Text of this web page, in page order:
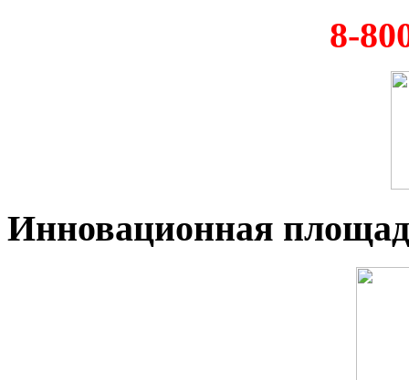
8-
Инновационная